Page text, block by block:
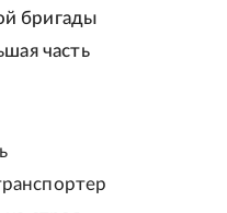
бригады
часть